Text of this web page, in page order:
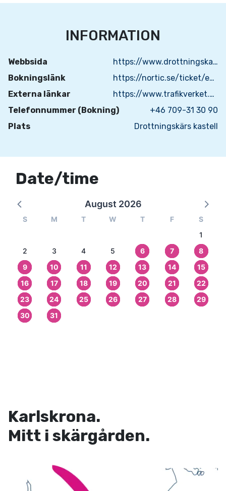
INFORMATION
Webbsida
https://www.drottningskarskastell.com/
Bokningslänk
https://nortic.se/ticket/event/82281
Externa länkar
https://www.trafikverket.se/resa-och-trafik/farjetrafik/aspoleden/
Telefonnummer (Bokning)
+46 709-31 30 90
Plats
Drottningskärs kastell
Date/time
August 2026
S M T W T F
S
1
2
3 4 5 6 7
8
9
10 11 12 13 14
15
16
17 18 19 20 21
22
23
24 25 26 27 28
29
30
31
Karlskrona.
Mitt i skärgården.